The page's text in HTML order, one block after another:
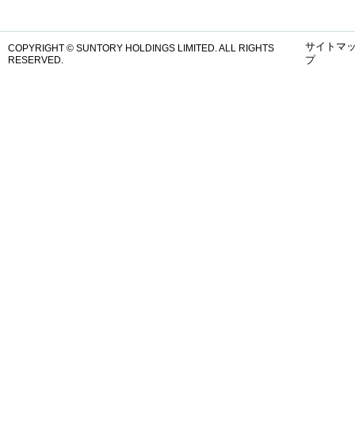
COPYRIGHT © SUNTORY HOLDINGS LIMITED. ALL RIGHTS
RESERVED.
サイトマ
プ